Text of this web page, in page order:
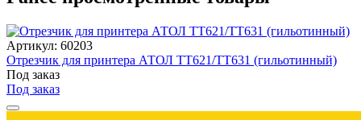
Артикул: 60203
Отрезчик для принтера АТОЛ TT621/TT631 (гильотинный)
Под заказ
Под заказ